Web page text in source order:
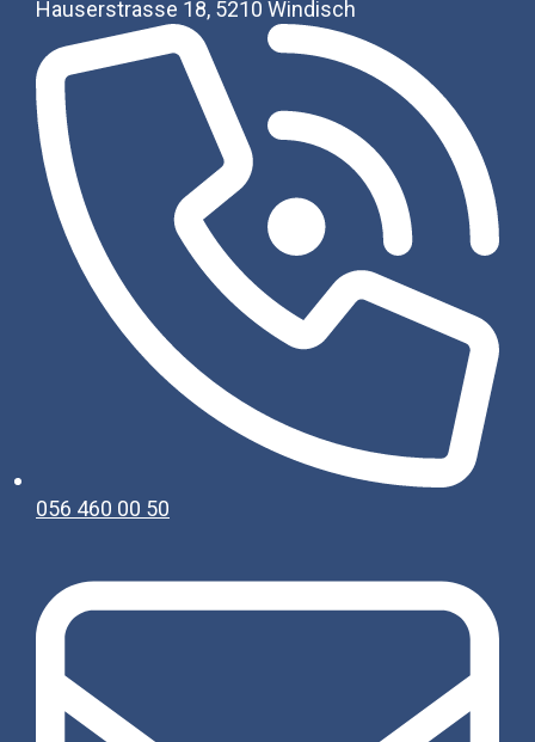
Hauserstrasse 18, 5210 Windisch
056 460 00 50